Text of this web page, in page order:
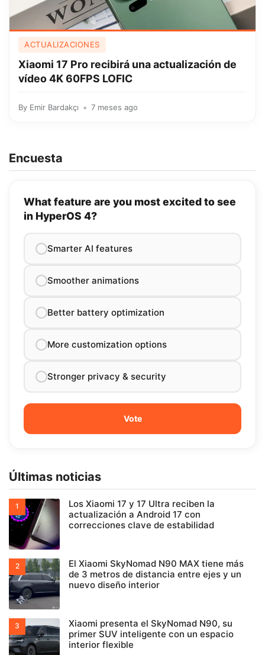
ACTUALIZACIONES
Xiaomi 17 Pro recibirá una actualización de
vídeo 4K 60FPS LOFIC
By Emir Bardakçı 7 meses ago
Encuesta
What feature are you most excited to see
in HyperOS 4?
Smarter AI features
Smoother animations
Better battery optimization
More customization options
Stronger privacy & security
Últimas noticias
Los Xiaomi 17 y 17 Ultra reciben la
actualización a Android 17 con
correcciones clave de estabilidad
El Xiaomi SkyNomad N90 MAX tiene más
de 3 metros de distancia entre ejes y un
nuevo diseño interior
Xiaomi presenta el SkyNomad N90, su
primer SUV inteligente con un espacio
interior flexible